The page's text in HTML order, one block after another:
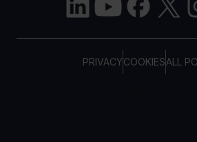
PRIVACYCOOKIESALL